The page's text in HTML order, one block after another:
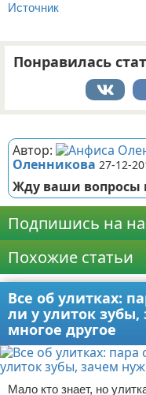
Источник
Понравилась
Автор:
Оленникова 27-12-
Жду ваши вопросы
Подпишись на
Похожие статьи
Все об улитках:
ли у улиток
многое другое
Мало кто знает, но